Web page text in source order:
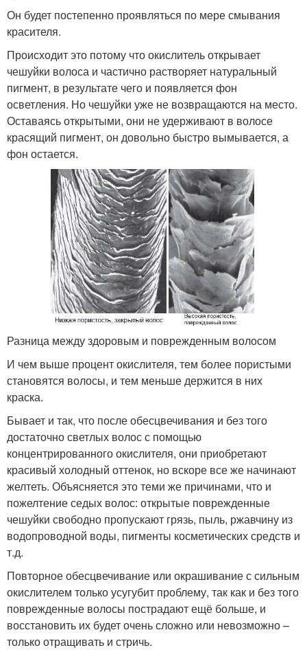
Он будет постепенно проявляться по мере смывания
красителя.
Происходит это потому что окислитель открывает
чешуйки волоса и частично растворяет натуральный
пигмент, в результате чего и появляется фон
осветления. Но чешуйки уже не возвращаются на место.
Оставаясь открытыми, они не удерживают в волосе
красящий пигмент, он довольно быстро вымывается, а
фон остается.
Разница между здоровым и поврежденным волосом
И чем выше процент окислителя, тем более пористыми
становятся волосы, и тем меньше держится в них
краска.
Бывает и так, что после обесцвечивания и без того
достаточно светлых волос с помощью
концентрированного окислителя, они приобретают
красивый холодный оттенок, но вскоре все же начинают
желтеть. Объясняется это теми же причинами, что и
пожелтение седых волос: открытые поврежденные
чешуйки свободно пропускают грязь, пыль, ржавчину из
водопроводной воды, пигменты косметических средств и
т.д.
Повторное обесцвечивание или окрашивание с сильным
окислителем только усугубит проблему, так как и без того
поврежденные волосы пострадают ещё больше, и
восстановить их будет очень сложно или невозможно –
только отращивать и стричь.